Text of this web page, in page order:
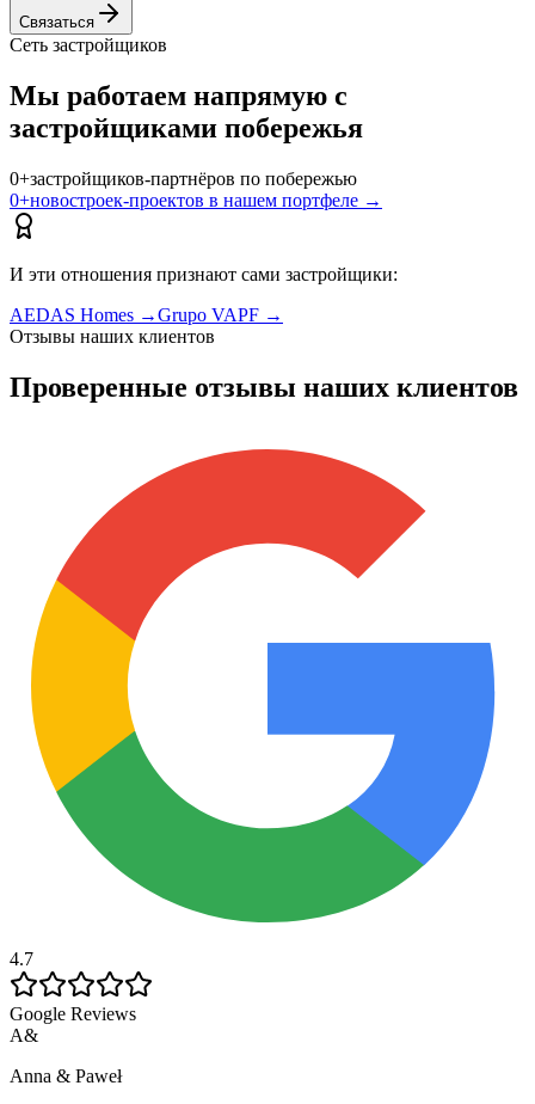
Связаться
Сеть застройщиков
Мы работаем напрямую с
застройщиками побережья
0+застройщиков-партнёров по побережью
0+новостроек-проектов в нашем портфеле →
И эти отношения признают сами застройщики:
AEDAS Homes →Grupo VAPF →
Отзывы наших клиентов
Проверенные отзывы наших клиентов
4.7
Google Reviews
A&
Anna & Paweł